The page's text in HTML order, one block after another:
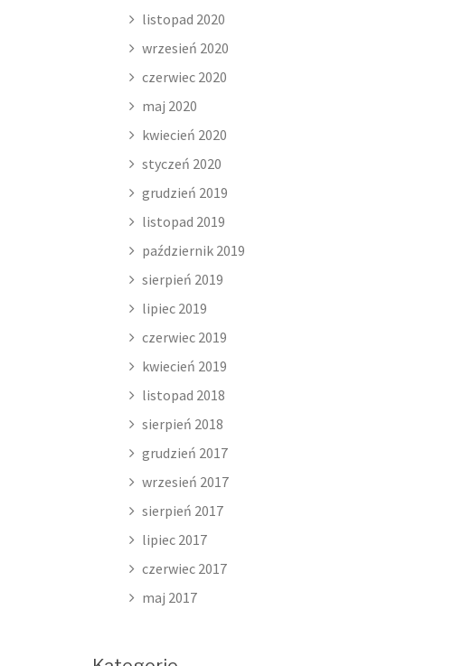
listopad 2020
wrzesień 2020
czerwiec 2020
maj 2020
kwiecień 2020
styczeń 2020
grudzień 2019
listopad 2019
październik 2019
sierpień 2019
lipiec 2019
czerwiec 2019
kwiecień 2019
listopad 2018
sierpień 2018
grudzień 2017
wrzesień 2017
sierpień 2017
lipiec 2017
czerwiec 2017
maj 2017